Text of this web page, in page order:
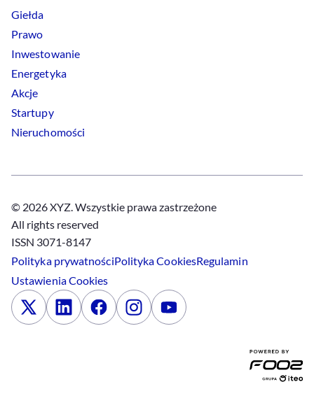
Giełda
Prawo
Inwestowanie
Energetyka
Akcje
Startupy
Nieruchomości
© 2026 XYZ. Wszystkie prawa zastrzeżone
All rights reserved
ISSN 3071-8147
Polityka prywatnościPolitykaCookiesRegulamin
UstawieniaCookies
x LinkedinFacebookInstagramYoutube